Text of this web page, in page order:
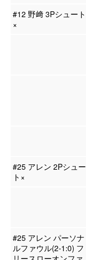
#12 野﨑 3Pシュート
×
#25 アレン 2Pシュー
ト×
#25 アレン パーソナ
ルファウル(2-1:0) フ